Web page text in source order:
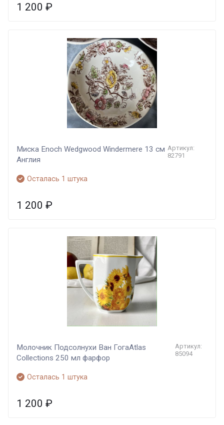
1 200 ₽
Миска Enoch Wedgwood Windermere 13 см
Англия
Артикул:
82791
Осталась 1 штука
1 200 ₽
Молочник Подсолнухи Ван ГогаAtlas
Collections 250 мл фарфор
Артикул:
85094
Осталась 1 штука
1 200 ₽